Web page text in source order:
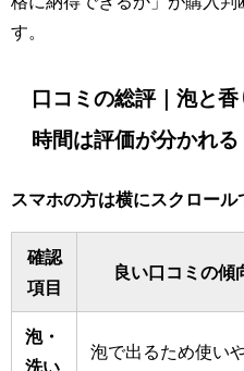
す。
口コミの総評｜泡と
時間は評価が分かれる
スマホの方は横にスクロール
確認
項目
良い口コミの傾
泡・
洗い
泡で出るため使い